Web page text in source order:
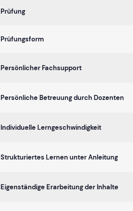
Prüfung
Prüfungsform
Persönlicher Fachsupport
Persönliche Betreuung durch Dozenten
Individuelle Lerngeschwindigkeit
Strukturiertes Lernen unter Anleitung
Eigenständige Erarbeitung der Inhalte